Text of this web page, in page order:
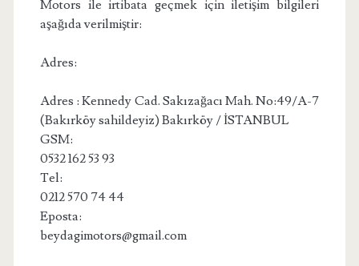
Motors ile irtibata geçmek için iletişim bilgileri
aşağıda verilmiştir:
Adres:
Adres : Kennedy Cad. Sakızağacı Mah. No:49/A-7
(Bakırköy sahildeyiz) Bakırköy / İSTANBUL
GSM:
0532 162 53 93
Tel:
0212 570 74 44
Eposta:
beydagimotors@gmail.com